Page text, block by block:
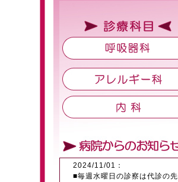
2024/11/01：
■毎週水曜日の診察は代診の先